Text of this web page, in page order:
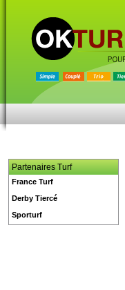
Partenaires Turf
France Turf
Derby Tiercé
Sporturf